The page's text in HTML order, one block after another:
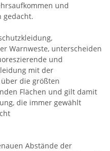
und
gedacht.
Warnweste, unterscheiden
und
mit der
die größten
Flächen und gilt damit
die immer gewählt
Abstände der